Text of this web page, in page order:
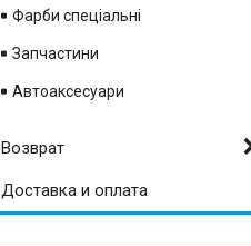
Фарби спеціальні
Запчастини
Автоаксесуари
Возврат
Доставка и оплата